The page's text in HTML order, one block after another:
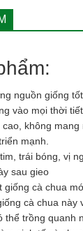
nguồn giống
vào mọi thời
không
mạnh.
trái bóng, vị
sau gieo
giống cà chua
cà chua
thể trồng quanh